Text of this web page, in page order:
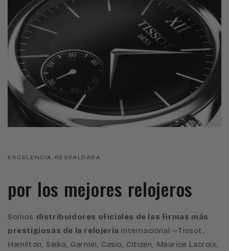
EXCELENCIA RESPALDADA
por los mejores relojeros
Somos distribuidores oficiales de las firmas más
prestigiosas de la relojería internacional —Tissot,
Hamilton, Seiko, Garmin, Casio, Citizen, Maurice Lacroix,